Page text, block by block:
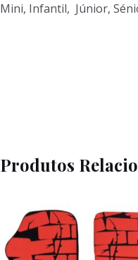
Mini, Infantil, Júnior,
Produtos